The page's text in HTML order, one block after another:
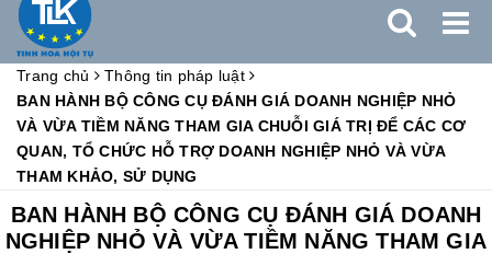
TRANG CHỦ GIỚI THIỆU DỊCH VỤ PHÁP LÝ
DỊCH VỤ KẾ TOÁN - THUẾ XÚC TIẾN THƯƠNG MẠI
BẢNG GIÁ ĐÀO TẠO TUYỂN DỤNG
Trang chủ
Thông tin pháp luật
BAN HÀNH BỘ CÔNG CỤ ĐÁNH GIÁ DOANH NGHIỆP NHỎ
VÀ VỪA TIỀM NĂNG THAM GIA CHUỖI GIÁ TRỊ ĐỂ CÁC CƠ
QUAN, TỔ CHỨC HỖ TRỢ DOANH NGHIỆP NHỎ VÀ VỪA
THAM KHẢO, SỬ DỤNG
BAN HÀNH BỘ CÔNG CỤ ĐÁNH GIÁ DOANH
NGHIỆP NHỎ VÀ VỪA TIỀM NĂNG THAM GIA